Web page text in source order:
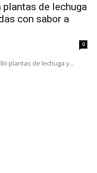
de lechuga
con sabor a
0
plantas de lechuga y...